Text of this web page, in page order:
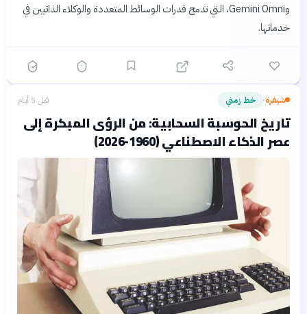
وGemini Omni، التي تدمج قدرات الوسائط المتعددة والوكلاء الذاتيين في
خدماتها.
شيفرة› خط زمني قبل 5 أيام
تاريخ الحوسبة السحابية: من الرؤى المبكرة إلى
عصر الذكاء الاصطناعي (1960-2026)